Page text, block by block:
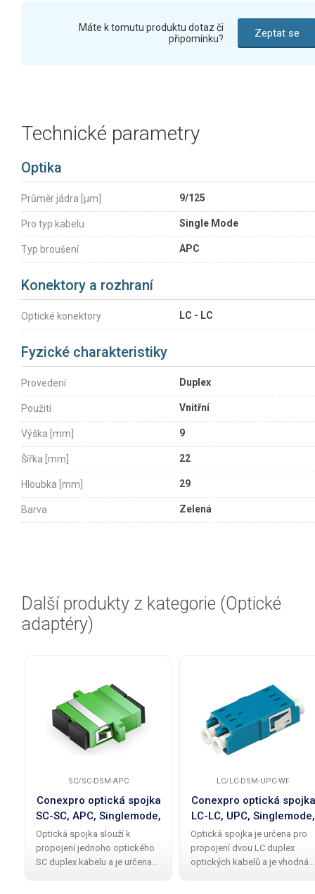
Máte k tomutu produktu dotaz či
připomínku?
Zeptat se
Technické parametry
Optika
Průměr jádra [µm] 9/125
Pro typ kabelu Single Mode
Typ broušení APC
Konektory a rozhraní
Optické konektory LC - LC
Fyzické charakteristiky
Provedení Duplex
Použití Vnitřní
Výška [mm] 9
Šířka [mm] 22
Hloubka [mm] 29
Barva Zelená
Další produkty z kategorie (Optické
adaptéry)
SC/SC-DSM-APC
Conexpro optická spojka
SC-SC, APC, Singlemode,
Duplex
Optická spojka slouží k
propojení jednoho optického
SC duplex kabelu a je určena
LC/LC-DSM-UPC-WF
Conexpro optická spojka
LC-LC, UPC, Singlemode,
Duplex, bez příruby
Optická spojka je určena pro
propojení dvou LC duplex
optických kabelů a je vhodná